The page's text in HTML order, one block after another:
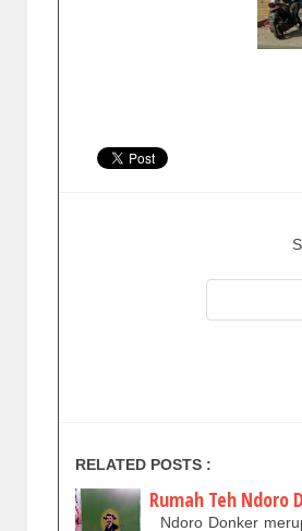
RELATED POSTS :
Rumah Teh Ndoro
Ndoro Donker